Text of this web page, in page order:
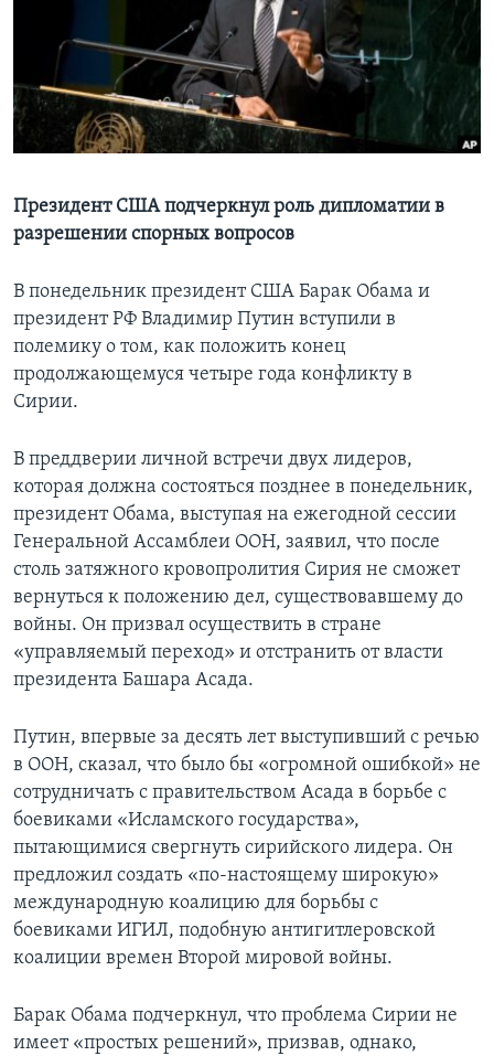
Learning English
СОЦИАЛЬНЫЕ СЕТИ
Языки
Президент США подчеркнул роль дипломатии в
разрешении спорных вопросов
В понедельник президент США Барак Обама и
президент РФ Владимир Путин вступили в
полемику о том, как положить конец
продолжающемуся четыре года конфликту в
Сирии.
В преддверии личной встречи двух лидеров,
которая должна состояться позднее в понедельник,
президент Обама, выступая на ежегодной сессии
Генеральной Ассамблеи ООН, заявил, что после
столь затяжного кровопролития Сирия не сможет
вернуться к положению дел, существовавшему до
войны. Он призвал осуществить в стране
«управляемый переход» и отстранить от власти
президента Башара Асада.
Путин, впервые за десять лет выступивший с речью
в ООН, сказал, что было бы «огромной ошибкой» не
сотрудничать с правительством Асада в борьбе с
боевиками «Исламского государства»,
пытающимися свергнуть сирийского лидера. Он
предложил создать «по-настоящему широкую»
международную коалицию для борьбы с
боевиками ИГИЛ, подобную антигитлеровской
коалиции времен Второй мировой войны.
Барак Обама подчеркнул, что проблема Сирии не
имеет «простых решений», призвав, однако,